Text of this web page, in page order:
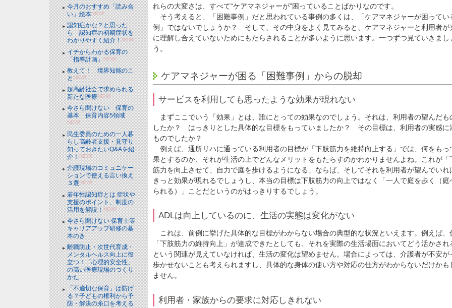
今月のおすすめ「読み合
い」絵本NEW!
認知症かな？と思った
ら 認知症の初期症状を
わかりやすく紹介！NEW!
イチからわかる保育の
「指導計画」NEW!
教えて！ 境界知能のこ
とNEW!
超高齢社会で求められる
新たな医療NEW!
今さら聞けない 保育の
基本 保育内容5領域
NEW!
民生委員のための一人暮
らし高齢者支援・見守り
知っておきたいQ&Aを紹
介！NEW!
介護現場のコミュニケー
ションで使える言い換え
３選NEW!
若年性認知症とは 症状や
支援のポイント、制度の
活用を解説！NEW!
今さら聞けない 保育士等
キャリアアップ研修の基
本のき
離職防止・次世代育成・
メンタルヘルス向上に役
立つ！「心理的安全性」
の高い医療現場のつくり
かた
「不適切な保育」は防げ
る？子どもの権利から予
防・解決の糸口を考える
れらの大変さは、すべて“ケアマネジャーが”困っていることばかりなのです。
そう考えると、「困難事例」だと思われている事例の多くは、「ケアマネジャーが困ってい
例」ではないでしょうか？ そして、その中身をよく見てみると、ケアマネジャーと利用者が
に理解し合えていないためにもたらされることが多いように思います。一つずつ見ていきまし
う。
ケアマネジャーが困る「困難事例」からの脱却
サービスを利用しても思ったような効果が現れない
まずここでいう「効果」とは、誰にとっての効果なのでしょう。それは、利用者の望んだも
したか？ はっきりとした具体的な目標をもっていましたか？ その目標は、利用者の実感に
ものでしたか？
例えば、通所リハに通っている利用者の目標が「下肢筋力を維持向上する」では、何をもっ
果とするのか、それが生活の上でどんなメリットをもたらすのかわかりませんよね。これが「
筋力を向上させて、自力で庭を歩けるようになる」ならば、そしてそれを利用者が望んでいれ
きっと効果が現れるでしょうし、本当の目標は下肢筋力の向上ではなく「一人で庭を歩く（庭
られる）」ことだというのがはっきりするでしょう。
ADLは向上しているのに、生活の実態は変化がない
これは、前例に挙げた具体的な目標がわからない場合の典型的な状況といえます。例えば、
「下肢筋力の維持向上」が達成できたとしても、それを実際の生活場面においてどう活かされ
という関連が見えていなければ、生活の変化は望めません。場合によっては、介護者が不安が
歩かせないことも考えられますし、具体的な身体の使い方や対応の仕方がわからないだけかも
ません。
利用者・家族からの要求に対応しきれない